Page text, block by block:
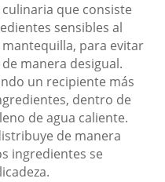
que consiste
sensibles al
para evitar
manera desigual.
un recipiente más
dentro de
de agua caliente.
de manera
ingredientes se